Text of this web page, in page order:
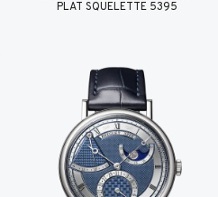
PLAT SQUELETTE 5395